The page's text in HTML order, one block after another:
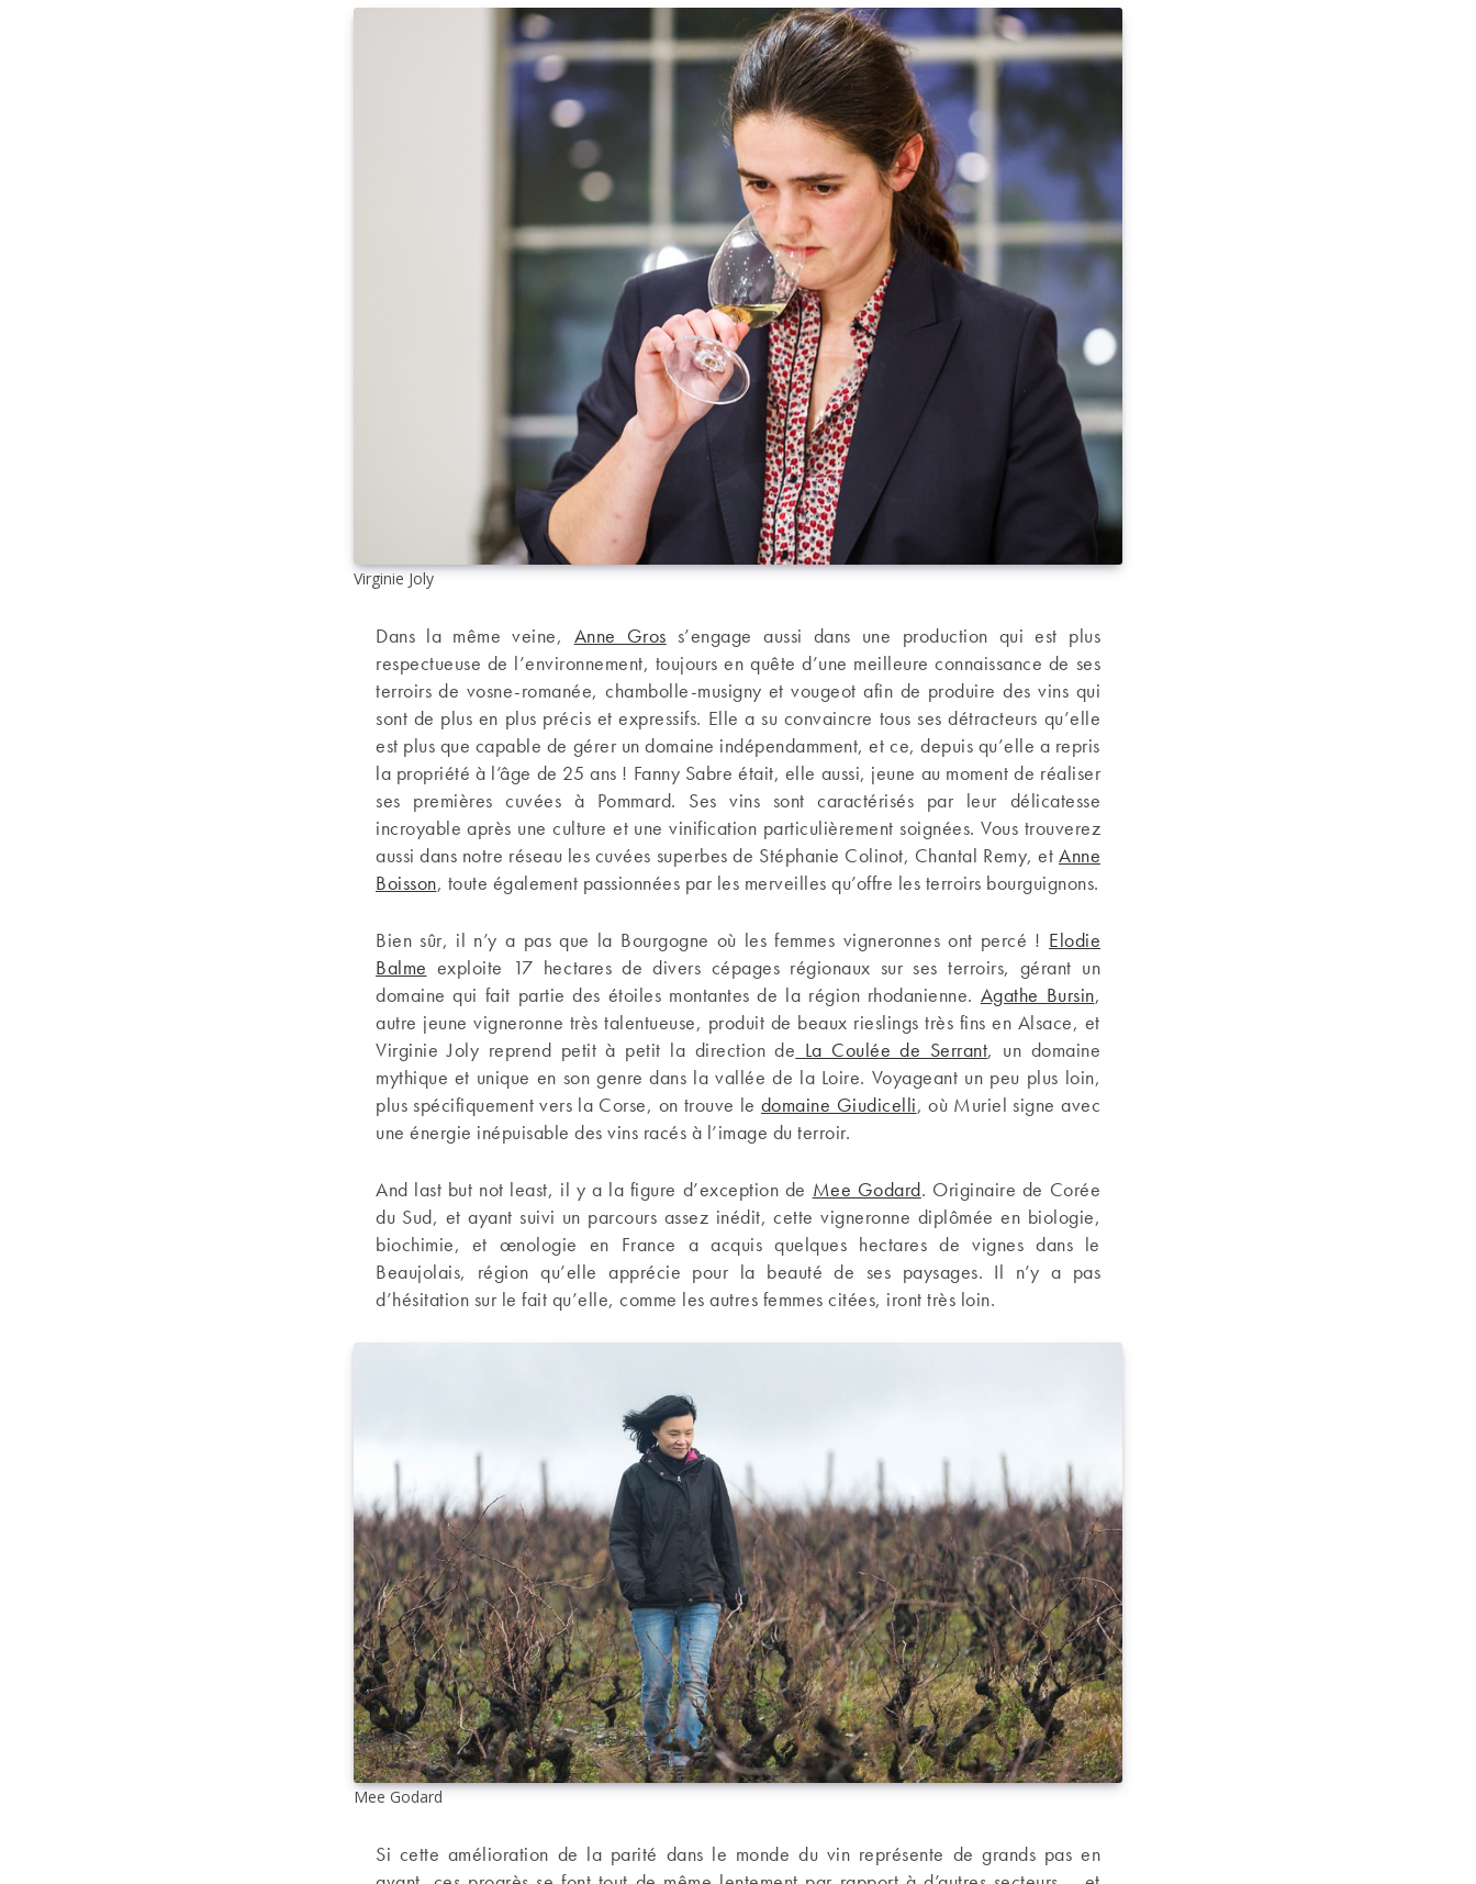
Virginie Joly
Dans la même veine, Anne Gros s’engage aussi dans une production qui est plus
respectueuse de l’environnement, toujours en quête d’une meilleure connaissance de ses
terroirs de vosne-romanée, chambolle-musigny et vougeot afin de produire des vins qui
sont de plus en plus précis et expressifs. Elle a su convaincre tous ses détracteurs qu’elle
est plus que capable de gérer un domaine indépendamment, et ce, depuis qu’elle a repris
la propriété à l’âge de 25 ans ! Fanny Sabre était, elle aussi, jeune au moment de réaliser
ses premières cuvées à Pommard. Ses vins sont caractérisés par leur délicatesse
incroyable après une culture et une vinification particulièrement soignées. Vous trouverez
aussi dans notre réseau les cuvées superbes de Stéphanie Colinot, Chantal Remy, et Anne
Boisson, toute également passionnées par les merveilles qu’offre les terroirs bourguignons.
Bien sûr, il n’y a pas que la Bourgogne où les femmes vigneronnes ont percé ! Elodie
Balme exploite 17 hectares de divers cépages régionaux sur ses terroirs, gérant un
domaine qui fait partie des étoiles montantes de la région rhodanienne. Agathe Bursin,
autre jeune vigneronne très talentueuse, produit de beaux rieslings très fins en Alsace, et
Virginie Joly reprend petit à petit la direction de La Coulée de Serrant, un domaine
mythique et unique en son genre dans la vallée de la Loire. Voyageant un peu plus loin,
plus spécifiquement vers la Corse, on trouve le domaine Giudicelli, où Muriel signe avec
une énergie inépuisable des vins racés à l’image du terroir.
And last but not least, il y a la figure d’exception de Mee Godard. Originaire de Corée
du Sud, et ayant suivi un parcours assez inédit, cette vigneronne diplômée en biologie,
biochimie, et œnologie en France a acquis quelques hectares de vignes dans le
Beaujolais, région qu’elle apprécie pour la beauté de ses paysages. Il n’y a pas
d’hésitation sur le fait qu’elle, comme les autres femmes citées, iront très loin.
Mee Godard
Si cette amélioration de la parité dans le monde du vin représente de grands pas en